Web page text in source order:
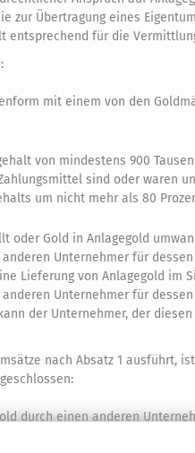
zur Übertragung eines
entsprechend für die
mit einem von den
von mindestens 900
sind oder waren
um nicht mehr als 80
oder Gold in Anlagegold
Unternehmer für
Lieferung von Anlagegold im
Unternehmer für
der Unternehmer, der
nach Absatz 1 ausführt,
durch einen anderen